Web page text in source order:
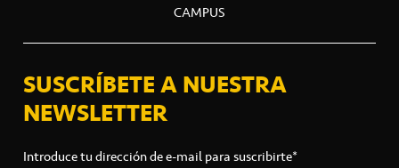
CAMPUS
SUSCRÍBETE A NUESTRA
NEWSLETTER
Introduce tu dirección de e-mail para suscribirte*